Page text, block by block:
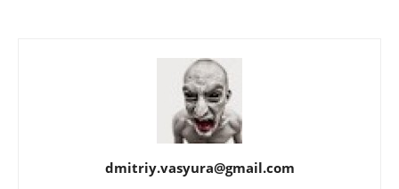
dmitriy.vasyura@gmail.com